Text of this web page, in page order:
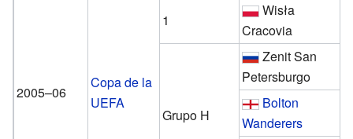
2005–06
Copa de la
UEFA
1
Wisła
Cracovia
Grupo H
Zenit San
Petersburgo
Bolton
Wanderers